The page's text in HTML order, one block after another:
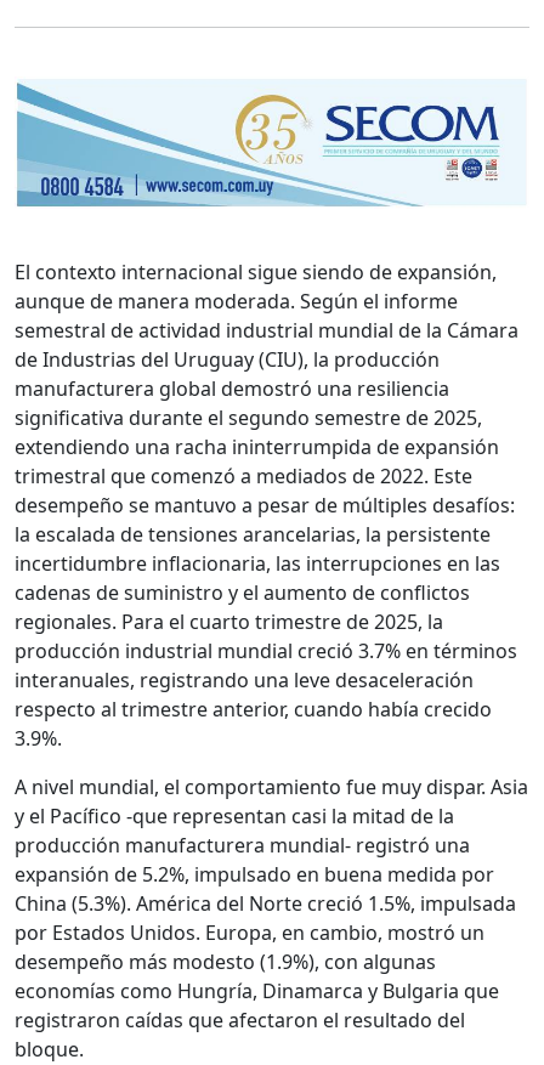
El contexto internacional sigue siendo de expansión,
aunque de manera moderada. Según el informe
semestral de actividad industrial mundial de la Cámara
de Industrias del Uruguay (CIU), la producción
manufacturera global demostró una resiliencia
significativa durante el segundo semestre de 2025,
extendiendo una racha ininterrumpida de expansión
trimestral que comenzó a mediados de 2022. Este
desempeño se mantuvo a pesar de múltiples desafíos:
la escalada de tensiones arancelarias, la persistente
incertidumbre inflacionaria, las interrupciones en las
cadenas de suministro y el aumento de conflictos
regionales. Para el cuarto trimestre de 2025, la
producción industrial mundial creció 3.7% en términos
interanuales, registrando una leve desaceleración
respecto al trimestre anterior, cuando había crecido
3.9%.
A nivel mundial, el comportamiento fue muy dispar. Asia
y el Pacífico -que representan casi la mitad de la
producción manufacturera mundial- registró una
expansión de 5.2%, impulsado en buena medida por
China (5.3%). América del Norte creció 1.5%, impulsada
por Estados Unidos. Europa, en cambio, mostró un
desempeño más modesto (1.9%), con algunas
economías como Hungría, Dinamarca y Bulgaria que
registraron caídas que afectaron el resultado del
bloque.